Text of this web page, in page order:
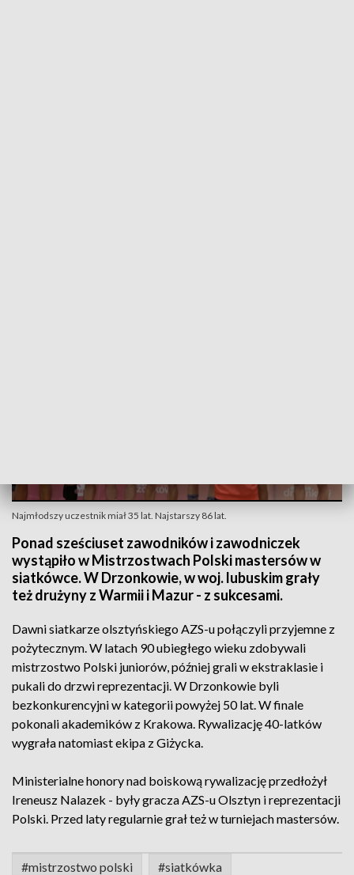
Najmłodszy uczestnik miał 35 lat. Najstarszy 86 lat.
Ponad sześciuset zawodników i zawodniczek
wystąpiło w Mistrzostwach Polski mastersów w
siatkówce. W Drzonkowie, w woj. lubuskim grały
też drużyny z Warmii i Mazur - z sukcesami.
Dawni siatkarze olsztyńskiego AZS-u połączyli przyjemne z
pożytecznym. W latach 90 ubiegłego wieku zdobywali
mistrzostwo Polski juniorów, później grali w ekstraklasie i
pukali do drzwi reprezentacji. W Drzonkowie byli
bezkonkurencyjni w kategorii powyżej 50 lat. W finale
pokonali akademików z Krakowa. Rywalizację 40-latków
wygrała natomiast ekipa z Giżycka.
Ministerialne honory nad boiskową rywalizację przedłożył
Ireneusz Nalazek - były gracza AZS-u Olsztyn i reprezentacji
Polski. Przed laty regularnie grał też w turniejach mastersów.
#mistrzostwo polski #siatkówka